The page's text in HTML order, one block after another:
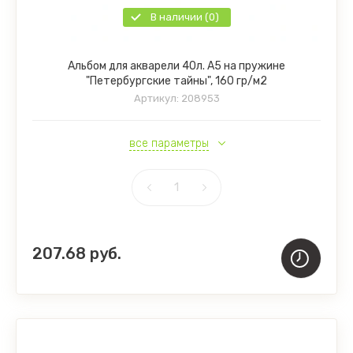
В наличии (0)
Альбом для акварели 40л. А5 на пружине
"Петербургские тайны", 160 гр/м2
Артикул: 208953
все параметры
207.68 руб.